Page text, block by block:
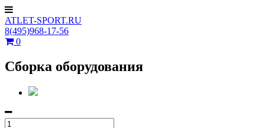
ATLET-SPORT.RU
8(495)968-17-56
0
Сборка оборудования